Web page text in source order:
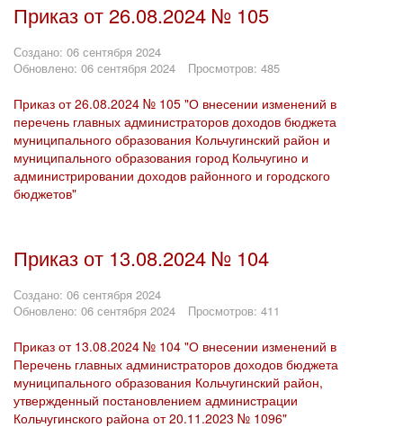
Приказ от 26.08.2024 № 105
Создано: 06 сентября 2024
Обновлено: 06 сентября 2024
Просмотров: 485
Приказ от 26.08.2024 № 105 "О внесении изменений в
перечень главных администраторов доходов бюджета
муниципального образования Кольчугинский район и
муниципального образования город Кольчугино и
администрировании доходов районного и городского
бюджетов"
Приказ от 13.08.2024 № 104
Создано: 06 сентября 2024
Обновлено: 06 сентября 2024
Просмотров: 411
Приказ от 13.08.2024 № 104 "О внесении изменений в
Перечень главных администраторов доходов бюджета
муниципального образования Кольчугинский район,
утвержденный постановлением администрации
Кольчугинского района от 20.11.2023 № 1096"